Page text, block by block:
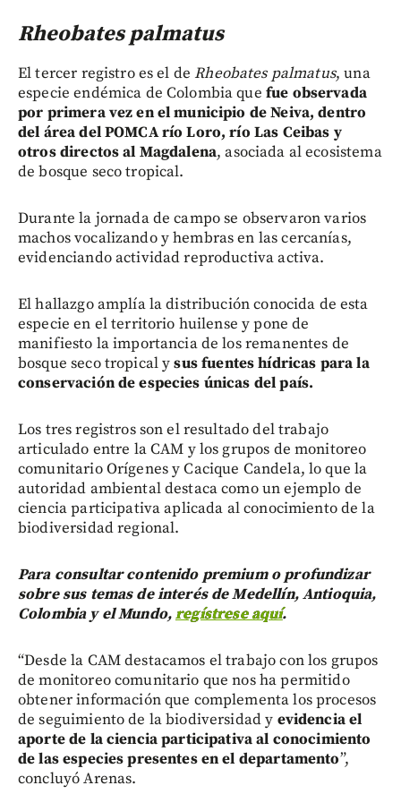
Rheobates palmatus
El tercer registro es el deRheobates palmatus, una
especie endémica de Colombia que fue observada
por primera vez en el municipio de Neiva, dentro
del área del POMCA río Loro, río Las Ceibas y
otros directos al Magdalena, asociada al ecosistema
de bosque seco tropical.
Durante la jornada de campo se observaron varios
machos vocalizando y hembras en las cercanías,
evidenciando actividad reproductiva activa.
El hallazgo amplía la distribución conocida de esta
especie en el territorio huilense y pone de
manifiesto la importancia de los remanentes de
bosque seco tropical ysus fuentes hídricas para la
conservación de especies únicas del país.
Los tres registros son el resultado del trabajo
articulado entre la CAM y los grupos de monitoreo
comunitario Orígenes y Cacique Candela, lo que la
autoridad ambiental destaca como un ejemplo de
ciencia participativa aplicada al conocimiento de la
biodiversidad regional.
Para consultar contenido premium o profundizar
sobre sus temas de interés de Medellín, Antioquia,
Colombia y el Mundo,regístrese aquí.
“Desde la CAM destacamos el trabajo con los grupos
de monitoreo comunitario que nos ha permitido
obtener información que complementa los procesos
de seguimiento de la biodiversidad y evidencia el
aporte de la ciencia participativa al conocimiento
de las especies presentes en el departamento”,
concluyó Arenas.